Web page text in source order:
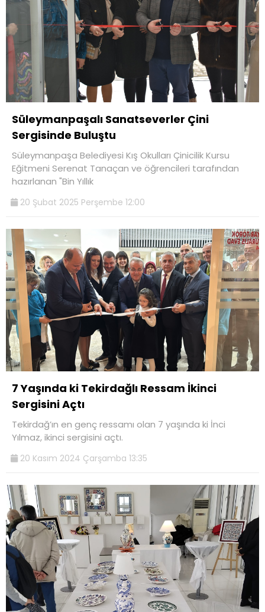
Süleymanpaşalı Sanatseverler Çini
Sergisinde Buluştu
Süleymanpaşa Belediyesi Kış Okulları Çinicilik Kursu
Eğitmeni Serenat Tanaçan ve öğrencileri tarafından
hazırlanan "Bin Yıllık
20 Şubat 2025 Perşembe 12:00
7 Yaşında ki Tekirdağlı Ressam İkinci
Sergisini Açtı
Tekirdağ’ın en genç ressamı olan 7 yaşında ki İnci
Yılmaz, ikinci sergisini açtı.
20 Kasım 2024 Çarşamba 13:35